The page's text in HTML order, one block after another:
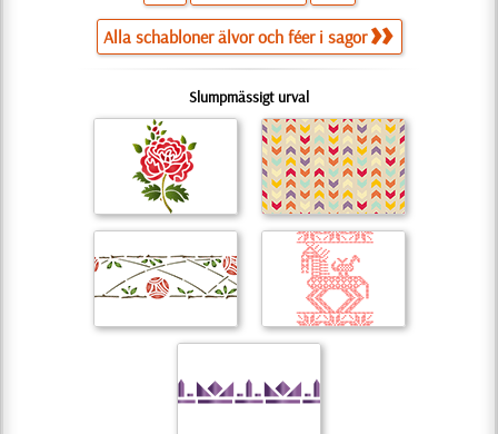
Alla schabloner älvor och féer i sagor
Slumpmässigt urval